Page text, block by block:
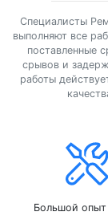
Специалисты
выполняют все
поставленные
срывов и
работы
Большой